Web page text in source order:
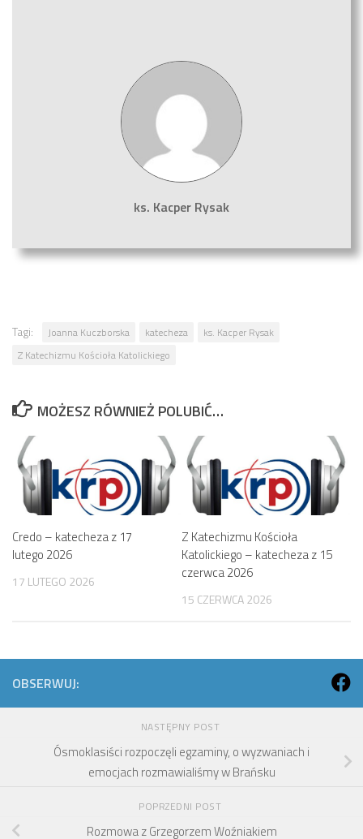
ks. Kacper Rysak
Tagi: Joanna Kuczborska katecheza
ks. Kacper Rysak
Z Katechizmu Kościoła Katolickiego
MOŻESZ RÓWNIEŻ POLUBIĆ…
Credo – katecheza z 17
lutego 2026
17 LUTEGO 2026
Z Katechizmu Kościoła
Katolickiego – katecheza z 15
czerwca 2026
15 CZERWCA 2026
OBSERWUJ:
NASTĘPNY POST
Ósmoklasiści rozpoczęli egzaminy, o wyzwaniach i
emocjach rozmawialiśmy w Brańsku
POPRZEDNI POST
Rozmowa z Grzegorzem Woźniakiem